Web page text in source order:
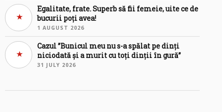
Egalitate, frate. Superb să fii femeie, uite ce de
bucurii poți avea!
1 AUGUST 2026
Cazul ”Bunicul meu nu s-a spălat pe dinți
niciodată și a murit cu toți dinții în gură”
31 JULY 2026